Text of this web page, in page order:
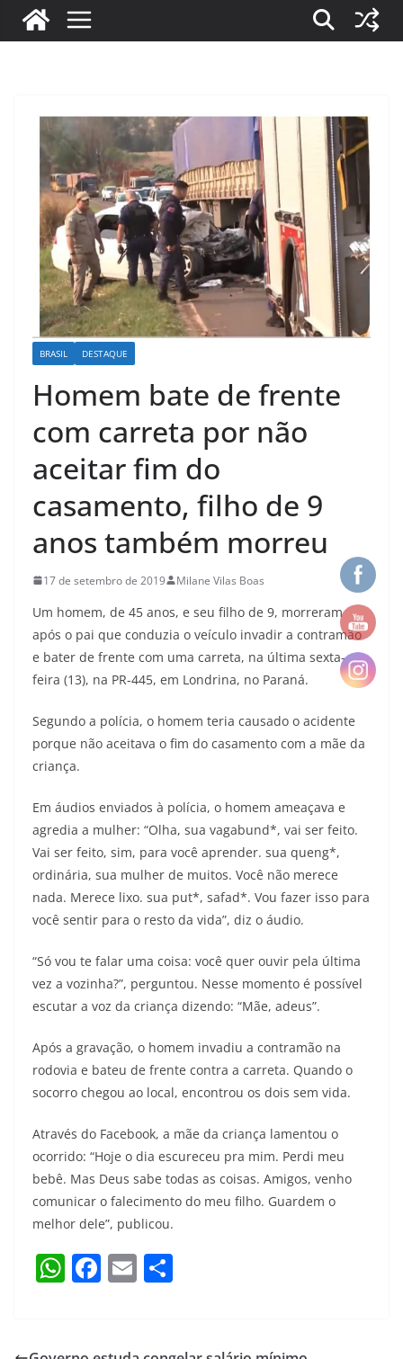
BRASIL DESTAQUE
Homem bate de frente
com carreta por não
aceitar fim do
casamento, filho de 9
anos também morreu
17 de setembro de 2019 Milane Vilas Boas
Um homem, de 45 anos, e seu filho de 9, morreram
após o pai que conduzia o veículo invadir a contramão
e bater de frente com uma carreta, na última sexta-
feira (13), na PR-445, em Londrina, no Paraná.
Segundo a polícia, o homem teria causado o acidente
porque não aceitava o fim do casamento com a mãe da
criança.
Em áudios enviados à polícia, o homem ameaçava e
agredia a mulher: “Olha, sua vagabund*, vai ser feito.
Vai ser feito, sim, para você aprender. sua queng*,
ordinária, sua mulher de muitos. Você não merece
nada. Merece lixo. sua put*, safad*. Vou fazer isso para
você sentir para o resto da vida”, diz o áudio.
“Só vou te falar uma coisa: você quer ouvir pela última
vez a vozinha?”, perguntou. Nesse momento é possível
escutar a voz da criança dizendo: “Mãe, adeus”.
Após a gravação, o homem invadiu a contramão na
rodovia e bateu de frente contra a carreta. Quando o
socorro chegou ao local, encontrou os dois sem vida.
Através do Facebook, a mãe da criança lamentou o
ocorrido: “Hoje o dia escureceu pra mim. Perdi meu
bebê. Mas Deus sabe todas as coisas. Amigos, venho
comunicar o falecimento do meu filho. Guardem o
melhor dele”, publicou.
W F E